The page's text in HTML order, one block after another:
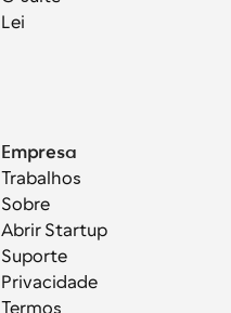
Lei
Empresa
Trabalhos
Sobre
Abrir Startup
Suporte
Privacidade
Termos